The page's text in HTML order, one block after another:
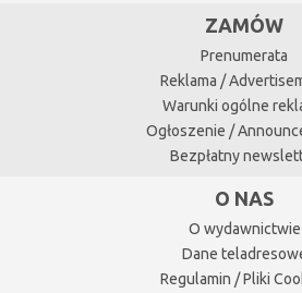
ZAMÓW
Prenumerata
Reklama /
Warunki ogólne
Ogłoszenie /
Bezpłatny
O NAS
O wydawnictwie
Dane
Regulamin / Pliki